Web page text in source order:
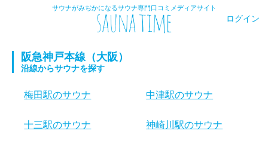
サウナがみぢかになるサウナ専門口コミメディアサイト
ログイン
阪急神戸本線（大阪）
沿線からサウナを探す
梅田駅のサウナ 中津駅のサウナ
十三駅のサウナ 神崎川駅のサウナ